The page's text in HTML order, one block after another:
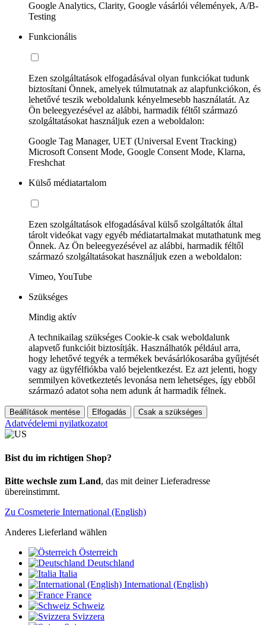
Google Analytics, Clarity, Google vásárlói vélemények, A/B-
Testing
Funkcionális
Ezen szolgáltatások elfogadásával olyan funkciókat tudunk
biztosítani Önnek, amelyek túlmutatnak az alapfunkciókon, és
lehetővé teszik weboldalunk kényelmesebb használatát. Az
Ön beleegyezésével az alábbi, harmadik féltől származó
szolgáltatásokat használjuk ezen a weboldalon:
Google Tag Manager, UET (Universal Event Tracking)
Microsoft Consent Mode, Google Consent Mode, Klarna,
Freshchat
Külső médiatartalom
Ezen szolgáltatások elfogadásával külső szolgáltatók által
tárolt videókat vagy egyéb médiatartalmakat mutathatunk meg
Önnek. Az Ön beleegyezésével az alábbi, harmadik féltől
származó szolgáltatásokat használjuk ezen a weboldalon:
Vimeo, YouTube
Szükséges
Mindig aktív
A technikailag szükséges Cookie-k csak weboldalunk
alapvető funkcióit biztosítják. Használhatók például arra,
hogy lehetővé tegyék a termékek bevásárlókosarába gyűjtését
vagy az ügyfélfiókba való bejelentkezést. Ez azt jelenti, hogy
semmilyen következtetés levonása nem lehetséges, így ebből
származó adatot soha nem adunk át harmadik félnek.
Beállítások mentése Elfogadás Csak a szükséges
Adatvédelemi nyilatkozatot
Bist du im richtigen Shop?
Bitte wechsle zum Land, das mit deiner Lieferadresse
übereinstimmt.
Zu Cosmeterie International (English)
Anderes Lieferland wählen
Österreich
Deutschland
Italia
International (English)
France
Schweiz
Svizzera